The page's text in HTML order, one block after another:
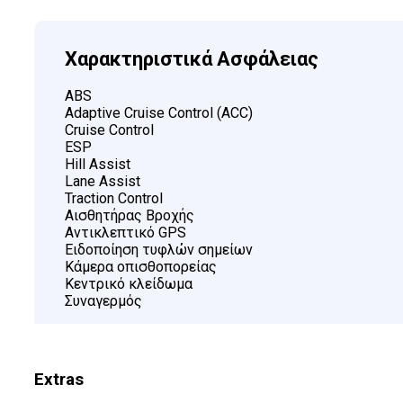
Χαρακτηριστικά Ασφάλειας
ABS
Adaptive Cruise Control (ACC)
Cruise Control
ESP
Hill Assist
Lane Assist
Traction Control
Αισθητήρας Βροχής
Αντικλεπτικό GPS
Ειδοποίηση τυφλών σημείων
Κάμερα οπισθοπορείας
Κεντρικό κλείδωμα
Συναγερμός
Extras